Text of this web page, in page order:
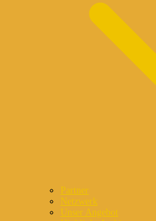
Partner
Netzwerk
Unser Angebot